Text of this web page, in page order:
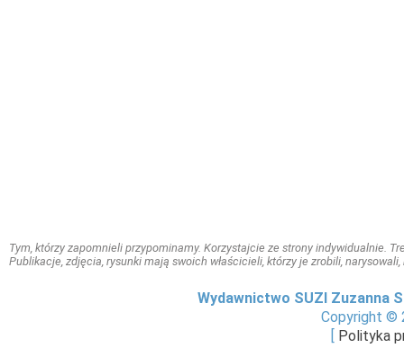
Tym, którzy zapomnieli przypominamy. Korzystajcie ze strony indywidualnie.
Publikacje, zdjęcia, rysunki mają swoich właścicieli, którzy je zrobili,
Wydawnictwo SUZI Zuzanna
Copyright ©
Polityka